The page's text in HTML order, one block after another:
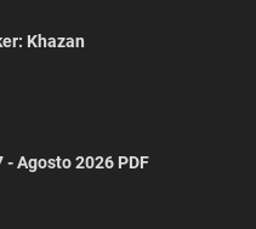
Khazan
- Agosto 2026 PDF